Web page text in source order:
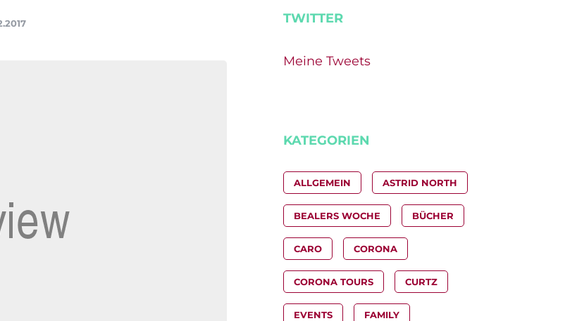
TWITTER
Meine Tweets
KATEGORIEN
ALLGEMEIN ASTRID NORTH
BEALERS WOCHE BÜCHER
CARO CORONA
CORONA TOURS CURTZ
EVENTS FAMILY